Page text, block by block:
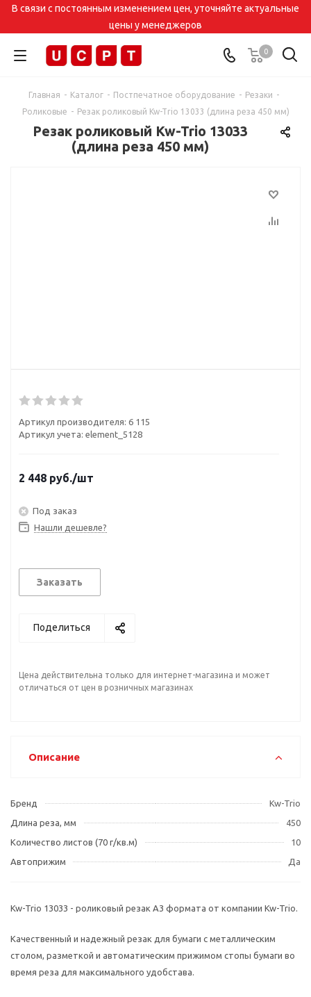
В связи с постоянным изменением цен, уточняйте актуальные
цены у менеджеров
0
Главная - Каталог - Постпечатное оборудование - Резаки -
Роликовые - Резак роликовый Kw-Trio 13033 (длина реза 450 мм)
Резак роликовый Kw-Trio 13033
(длина реза 450 мм)
Артикул производителя: 6 115
Артикул учета: element_5128
2 448 руб./шт
Под заказ
Нашли дешевле?
Заказать
Поделиться
Цена действительна только для интернет-магазина и может
отличаться от цен в розничных магазинах
Описание
Бренд
Kw-Trio
Длина реза, мм
450
Количество листов (70 г/кв.м)
10
Автоприжим
Да
Kw-Trio 13033 - роликовый резак А3 формата от компании Kw-Trio.
Качественный и надежный резак для бумаги с металлическим
столом, разметкой и автоматическим прижимом стопы бумаги во
время реза для максимального удобстава.